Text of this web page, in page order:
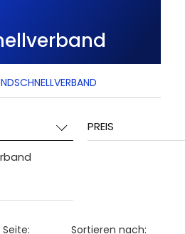
PREIS
Sortieren nach: